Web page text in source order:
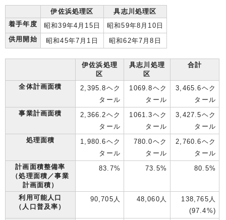
伊佐浜処理区
具志川処理区
着手年度
昭和39年4月15日
昭和59年8月10日
供用開始
昭和45年7月1日 昭和62年7月8日
伊佐浜処理
区
具志川処理
区
合計
全体計画面積
2,395.8ヘク
タール
1069.8ヘク
タール
3,465.6ヘク
タール
事業計画面積
2,366.2ヘク
タール
1061.3ヘク
タール
3,427.5ヘク
タール
処理面積
1,980.6ヘク
タール
780.0ヘク
タール
2,760.6ヘク
タール
計画面積整備率
（処理面積／事業
計画面積）
83.7% 73.5% 80.5%
利用可能人口
（人口普及率）
90,705人 48,060人
138,765人
(97.4%)